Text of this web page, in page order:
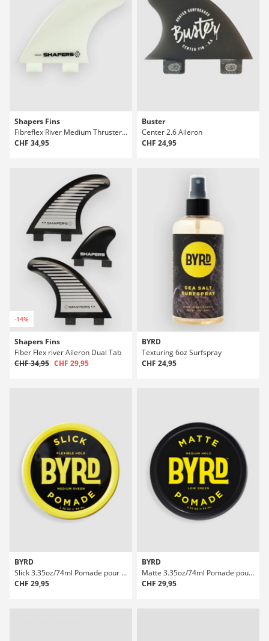
Shapers Fins
Fibreflex River Medium Thruster Single T Fins
CHF 34,95
Buster
Center 2.6 Aileron
CHF 24,95
-14%
Shapers Fins
Fiber Flex river Aileron Dual Tab
CHF 34,95 CHF 29,95
BYRD
Texturing 6oz Surfspray
CHF 24,95
BYRD
Slick 3.35oz/74ml Pomade pour les cheveux
CHF 29,95
BYRD
Matte 3.35oz/74ml Pomade pour les cheveux
CHF 29,95